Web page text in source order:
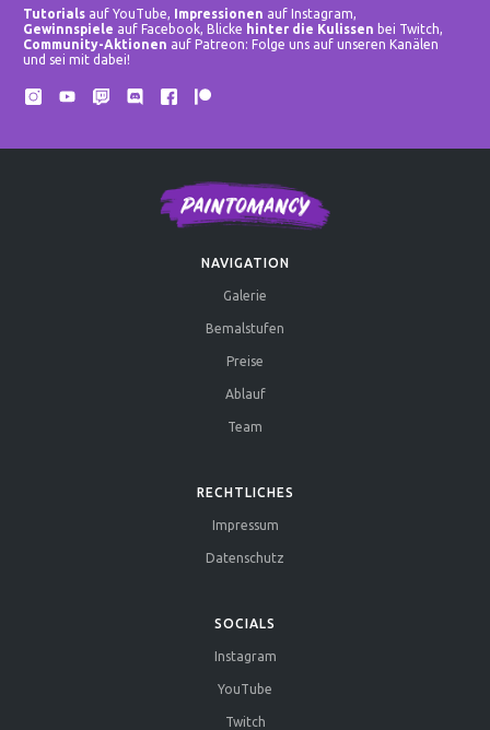
Tutorials auf YouTube, Impressionen auf Instagram,
Gewinnspiele auf Facebook, Blicke hinter die Kulissen bei Twitch,
Community-Aktionen auf Patreon: Folge uns auf unseren Kanälen
und sei mit dabei!
NAVIGATION
Galerie
Bemalstufen
Preise
Ablauf
Team
RECHTLICHES
Impressum
Datenschutz
SOCIALS
Instagram
YouTube
Twitch